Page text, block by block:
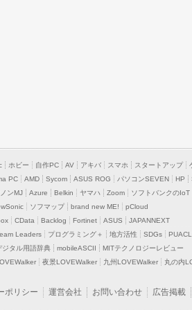
ホビー 自作PC AV アキバ スマホ スタートアップ
PC AMD Sycom ASUS ROG パソコンSEVEN HP
ンMJ Azure Belkin ヤマハ Zoom ソフトバンクのIoT
ソフマップ brand new ME!
pCloud
CData Backlog Fortinet ASUS
JAPANNEXT
Leaders プログラミング＋ 地方活性 SDGs
ジタル用語辞典 mobileASCII
MITテクノロジーレビュー
夜景LOVEWalker 九州LOVEWalker 丸の内
ポリシー 運営会社 お問い合わせ 広告掲載